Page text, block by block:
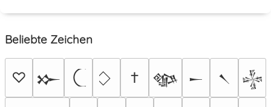
Beliebte Zeichen
♡ 𒁍 † 𒀲 𒀸 𒀹 𒈔